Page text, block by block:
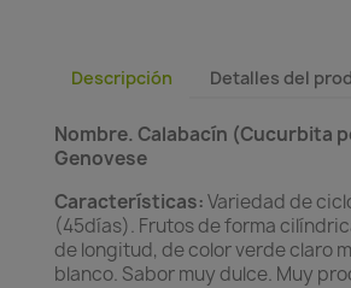
Descripción Detalles del
Nombre. Calabacín (Cucurbita
Genovese
Características:Variedad de
(45días). Frutos de forma
de longitud, de color verde claro
blanco. Sabor muy dulce. Muy